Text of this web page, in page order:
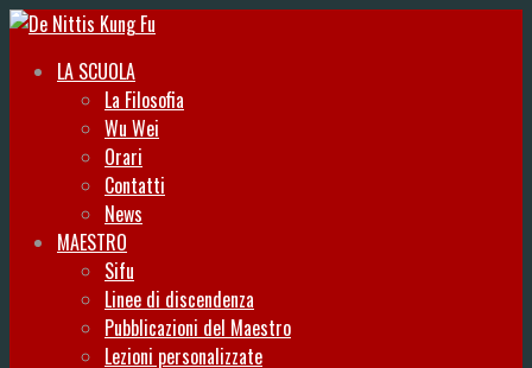
LA SCUOLA
La Filosofia
Wu Wei
Orari
Contatti
News
MAESTRO
Sifu
Linee di discendenza
Pubblicazioni del Maestro
Lezioni personalizzate